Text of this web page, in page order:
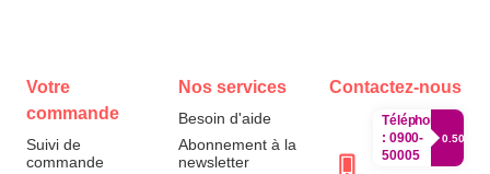
Votre
commande
Suivi de
commande
Nos services
Besoin d'aide
Abonnement à la
newsletter
Contactez-nous
Téléphone
: 0900-
50005
0.50€/